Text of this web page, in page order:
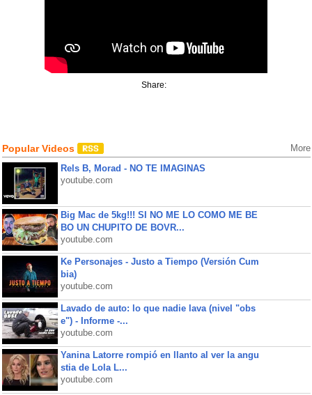
Share:
Popular Videos More
Rels B, Morad - NO TE IMAGINAS
youtube.com
Big Mac de 5kg!!! SI NO ME LO COMO ME BE
BO UN CHUPITO DE BOVR...
youtube.com
Ke Personajes - Justo a Tiempo (Versión Cum
bia)
youtube.com
Lavado de auto: lo que nadie lava (nivel "obs
e") - Informe -...
youtube.com
Yanina Latorre rompió en llanto al ver la angu
stia de Lola L...
youtube.com